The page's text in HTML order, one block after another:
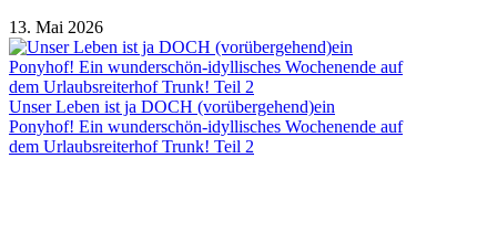
13. Mai 2026
Unser Leben ist ja DOCH (vorübergehend)ein
Ponyhof! Ein wunderschön-idyllisches Wochenende auf
dem Urlaubsreiterhof Trunk! Teil 2